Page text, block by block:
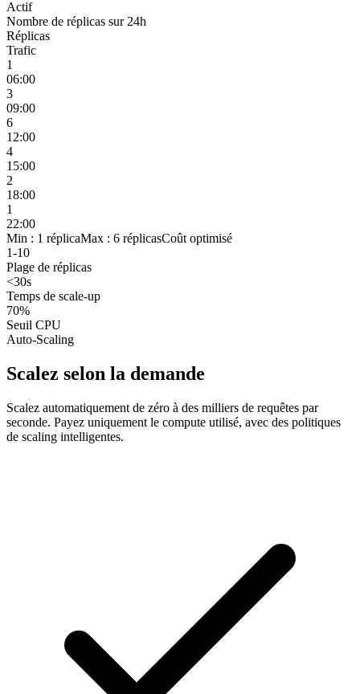
Actif
Nombre de réplicas sur 24h
Réplicas
Trafic
1
06:00
3
09:00
6
12:00
4
15:00
2
18:00
1
22:00
Min : 1 réplicaMax : 6 réplicasCoût optimisé
1-10
Plage de réplicas
<30s
Temps de scale-up
70%
Seuil CPU
Auto-Scaling
Scalez selon la demande
Scalez automatiquement de zéro à des milliers de requêtes par
seconde. Payez uniquement le compute utilisé, avec des politiques
de scaling intelligentes.